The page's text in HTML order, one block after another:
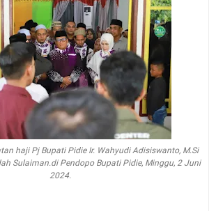
haji Pj Bupati Pidie Ir. Wahyudi Adisiswanto, M.Si
Sulaiman.di Pendopo Bupati Pidie, Minggu, 2 Juni
2024.